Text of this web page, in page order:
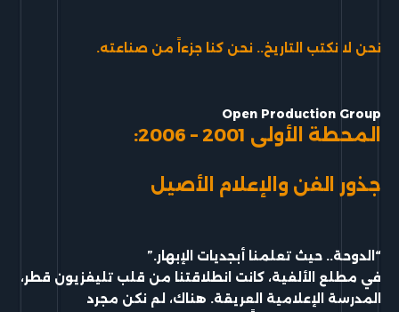
نحن لا نكتب التاريخ.. نحن كنا جزءاً من صناعته.
Open Production Group
المحطة الأولى 2001 – 2006:
جذور الفن والإعلام الأصيل
“الدوحة.. حيث تعلمنا أبجديات الإبهار.”
في مطلع الألفية، كانت انطلاقتنا من قلب تليفزيون قطر،
المدرسة الإعلامية العريقة. هناك، لم نكن مجرد